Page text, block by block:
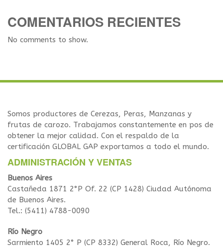
COMENTARIOS RECIENTES
No comments to show.
Somos productores de Cerezas, Peras, Manzanas y
frutas de carozo. Trabajamos constantemente en pos de
obtener la mejor calidad. Con el respaldo de la
certificación GLOBAL GAP exportamos a todo el mundo.
ADMINISTRACIÓN Y VENTAS
Buenos Aires
Castañeda 1871 2°P Of. 22 (CP 1428) Ciudad Autónoma
de Buenos Aires.
Tel.: (5411) 4788-0090
Río Negro
Sarmiento 1405 2° P (CP 8332) General Roca, Río Negro.